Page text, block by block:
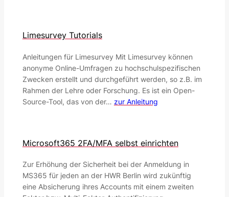
Limesurvey Tutorials
Anleitungen für Limesurvey Mit Limesurvey können
anonyme Online-Umfragen zu hochschulspezifischen
Zwecken erstellt und durchgeführt werden, so z.B. im
Rahmen der Lehre oder Forschung. Es ist ein Open-
Source-Tool, das von der… zur Anleitung
Microsoft365 2FA/MFA selbst einrichten
Zur Erhöhung der Sicherheit bei der Anmeldung in
MS365 für jeden an der HWR Berlin wird zukünftig
eine Absicherung ihres Accounts mit einem zweiten